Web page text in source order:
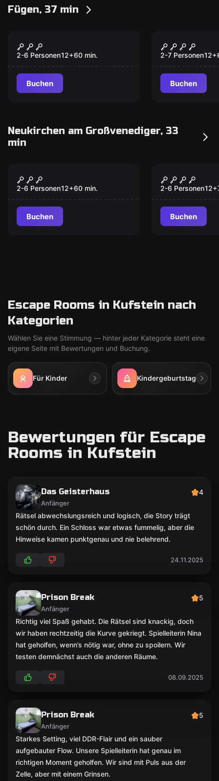
Fügen, 37 min
Mafia
2-6 Personen12+60 min.
Buchen
Party
2-7 Personen12+
Buchen
Neukirchen am Großvenediger, 33
min
Die Formel
2-6 Personen12+60 min.
Buchen
2-6 Personen12+
Buchen
Escape Rooms in Kufstein nach
Kategorien
Wählen Sie eine Stimmung — hinter jeder Kategorie steht eine
eigene Seite mit Bewertungen und Buchung.
Für Kinder Kindergeburtstag
Bewertungen für Escape
Rooms in Kufstein
Das Geisterhaus
Anfänger
4
Rätsel abwechslungsreich und logisch, die Story trägt
schön durch. Ein Schloss war etwas fummelig, aber die
Hinweise kamen punktgenau und nie belehrend.
24.11.2025
Prison Break
Anfänger
5
Richtig viel Spaß gehabt. Die Rätsel sind knackig, doch
wir haben rechtzeitig die Kurve gekriegt. Spielleiterin Nina
hat geholfen, wenn’s nötig war, ohne zu spoilern. Wir
testen demnächst auch die anderen Räume.
08.09.2025
Prison Break
Anfänger
5
Starkes Setting, viel DDR-Flair und ein sauber
aufgebauter Flow. Unsere Spielleiterin hat genau im
richtigen Moment geholfen. Wir sind mit Puls aus der
Zelle, aber mit einem Grinsen.